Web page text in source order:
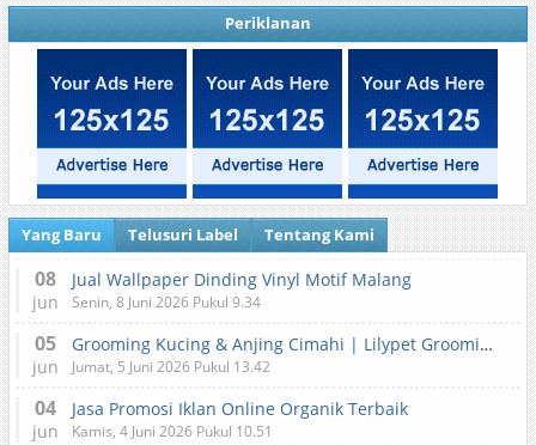
Periklanan
Yang Baru Telusuri Label Tentang Kami
08
jun
Jual Wallpaper Dinding Vinyl Motif Malang
Senin, 8 Juni 2026 Pukul 9.34
05
jun
Grooming Kucing & Anjing Cimahi | Lilypet Grooming & Pet Hotel
Jumat, 5 Juni 2026 Pukul 13.42
04
jun
Jasa Promosi Iklan Online Organik Terbaik
Kamis, 4 Juni 2026 Pukul 10.51